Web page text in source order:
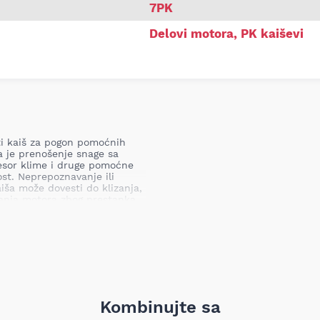
7PK
Delovi motora, PK kaiševi
kaiš za pogon pomoćnih
je prenošenje snage sa
klime i druge pomoćne
Neprepoznavanje ili
može dovesti do klizanja,
većih oštećenja do zastoja
pogonskih komponenti
proizvodne kontrole;Kombinujte sa